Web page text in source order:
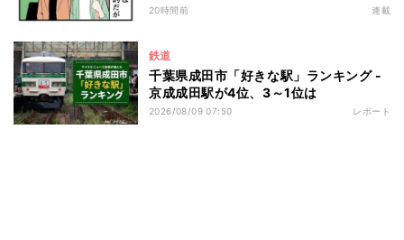
20時間前 連載
鉄道
千葉県成田市「好きな駅」ランキング -
京成成田駅が4位、3～1位は
2026/08/09 07:50 レポート